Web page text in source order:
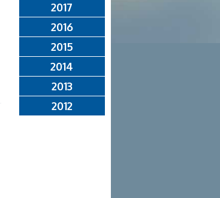
2017
2016
2015
2014
2013
2012